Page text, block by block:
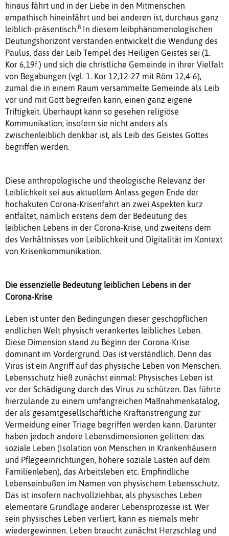
hinaus fährt und in der Liebe in den Mitmenschen
empathisch hineinfährt und bei anderen ist, durchaus ganz
leiblich-präsentisch.8 In diesem leibphänomenologischen
Deutungshorizont verstanden entwickelt die Wendung des
Paulus, dass der Leib Tempel des Heiligen Geistes sei (1.
Kor 6,19f.) und sich die christliche Gemeinde in ihrer Vielfalt
von Begabungen (vgl. 1. Kor 12,12-27 mit Röm 12,4-6),
zumal die in einem Raum versammelte Gemeinde als Leib
vor und mit Gott begreifen kann, einen ganz eigene
Triftigkeit. Überhaupt kann so gesehen religiöse
Kommunikation, insofern sie nicht anders als
zwischenleiblich denkbar ist, als Leib des Geistes Gottes
begriffen werden.
Diese anthropologische und theologische Relevanz der
Leiblichkeit sei aus aktuellem Anlass gegen Ende der
hochakuten Corona-Krisenfahrt an zwei Aspekten kurz
entfaltet, nämlich erstens dem der Bedeutung des
leiblichen Lebens in der Corona-Krise, und zweitens dem
des Verhältnisses von Leiblichkeit und Digitalität im Kontext
von Krisenkommunikation.
Die essenzielle Bedeutung leiblichen Lebens in der
Corona-Krise
Leben ist unter den Bedingungen dieser geschöpflichen
endlichen Welt physisch verankertes leibliches Leben.
Diese Dimension stand zu Beginn der Corona-Krise
dominant im Vordergrund. Das ist verständlich. Denn das
Virus ist ein Angriff auf das physische Leben von Menschen.
Lebensschutz hieß zunächst einmal: Physisches Leben ist
vor der Schädigung durch das Virus zu schützen. Das führte
hierzulande zu einem umfangreichen Maßnahmenkatalog,
der als gesamtgesellschaftliche Kraftanstrengung zur
Vermeidung einer Triage begriffen werden kann. Darunter
haben jedoch andere Lebensdimensionen gelitten: das
soziale Leben (Isolation von Menschen in Krankenhäusern
und Pflegeeinrichtungen, höhere soziale Lasten auf dem
Familienleben), das Arbeitsleben etc. Empfindliche
Lebenseinbußen im Namen von physischem Lebensschutz.
Das ist insofern nachvollziehbar, als physisches Leben
elementare Grundlage anderer Lebensprozesse ist. Wer
sein physisches Leben verliert, kann es niemals mehr
wiedergewinnen. Leben braucht zunächst Herzschlag und